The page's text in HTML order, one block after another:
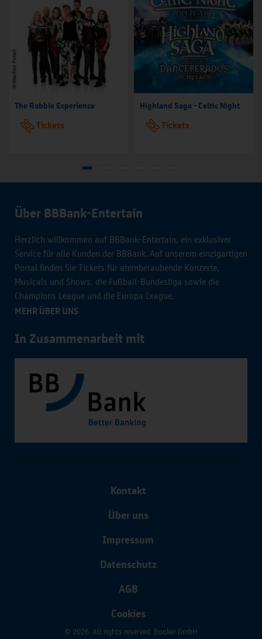
The Robbie Experience
Tickets
Highland Saga - Celtic Night
Tickets
Über BBBank-Entertain
Herzlich willkommen auf BBBank-Entertain, ein exklusiver
Service für alle Kunden der BBBank. Auf unserem einzigartigen
Portal finden Sie Tickets für atemberaubende Konzerte,
Musicals und Shows, die Fußball-Bundesliga sowie die
Champions League und die Europa League.
MEHR ÜBER UNS
In Zusammenarbeit mit
Kontakt
Über uns
Impressum
Datenschutz
AGB
Cookies
© 2026. All rights reserved. Booker GmbH